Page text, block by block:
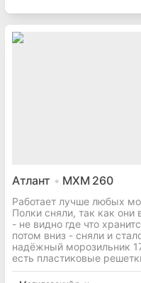
Атлант МХМ 260
Работает лучше любых
Полки сняли, так как
- не видно где что
потом вниз - сняли и
надёжный морозильник
есть пластиковые